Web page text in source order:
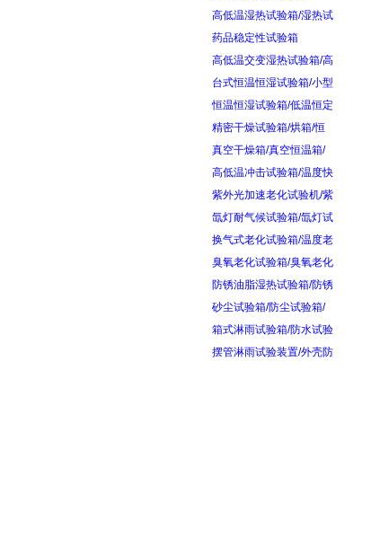
高低温湿热试验箱/湿热试
药品稳定性试验箱
高低温交变湿热试验箱/高
台式恒温恒湿试验箱/小型
恒温恒湿试验箱/低温恒定
精密干燥试验箱/烘箱/恒
真空干燥箱/真空恒温箱/
高低温冲击试验箱/温度快
紫外光加速老化试验机/紫
氙灯耐气候试验箱/氙灯试
换气式老化试验箱/温度老
臭氧老化试验箱/臭氧老化
防锈油脂湿热试验箱/防锈
砂尘试验箱/防尘试验箱/
箱式淋雨试验箱/防水试验
摆管淋雨试验装置/外壳防